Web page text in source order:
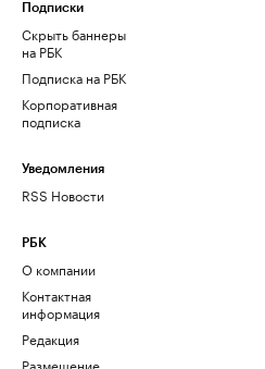
Подписки
Скрыть баннеры
на РБК
Подписка на РБК
Корпоративная
подписка
Уведомления
RSS Новости
РБК
О компании
Контактная
информация
Редакция
Размещение